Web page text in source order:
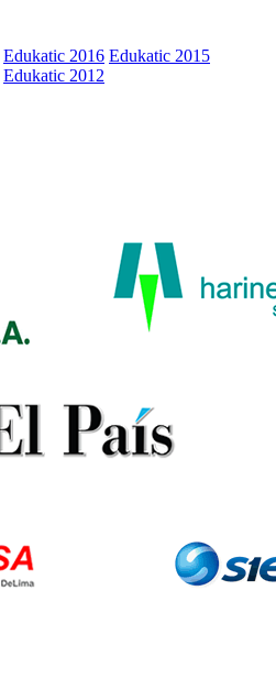
Edukatic 2016 Edukatic 2015
Edukatic 2012